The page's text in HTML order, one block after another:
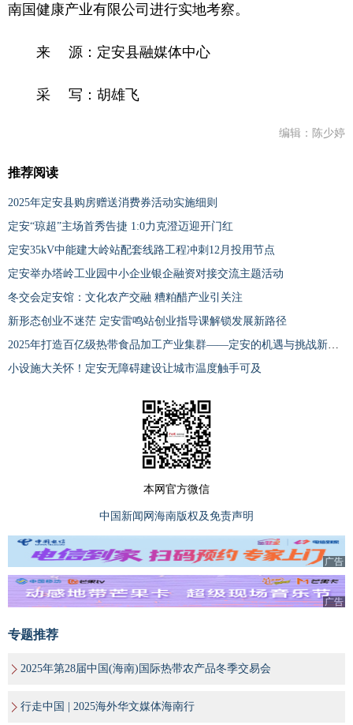
南国健康产业有限公司进行实地考察。
来 源：定安县融媒体中心
采 写：胡雄飞
编辑：陈少婷
推荐阅读
2025年定安县购房赠送消费券活动实施细则
定安“琼超”主场首秀告捷 1:0力克澄迈迎开门红
定安35kV中能建大岭站配套线路工程冲刺12月投用节点
定安举办塔岭工业园中小企业银企融资对接交流主题活动
冬交会定安馆：文化农产交融 糟粕醋产业引关注
新形态创业不迷茫 定安雷鸣站创业指导课解锁发展新路径
2025年打造百亿级热带食品加工产业集群——定安的机遇与挑战新闻发布会召开
小设施大关怀！定安无障碍建设让城市温度触手可及
本网官方微信
中国新闻网海南版权及免责声明
广告
广告
专题推荐
2025年第28届中国(海南)国际热带农产品冬季交易会
行走中国 | 2025海外华文媒体海南行